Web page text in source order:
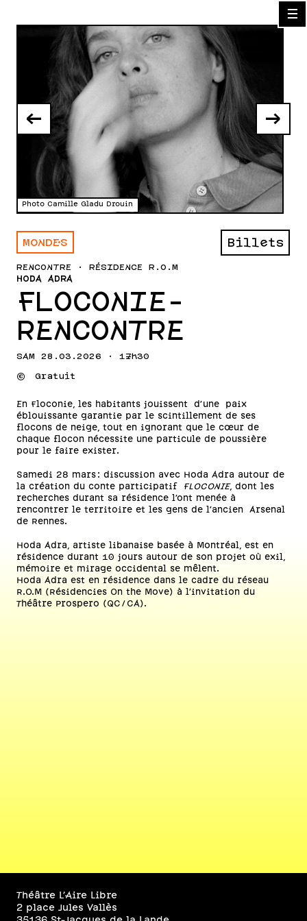
☰
Photo Camille Gladu Drouin
← →
Billets
MONDE·S
RENCONTRE · RÉSIDENCE R.O.M
HODA ADRA
FLOCONIE-
RENCONTRE
SAM 28.03.2026 · 17h30
💰 Gratuit
En Floconie, les habitants jouissent d'une paix
éblouissante garantie par le scintillement de ses
flocons de neige, tout en ignorant que le cœur de
chaque flocon nécessite une particule de poussière
pour le faire exister.
Samedi 28 mars : discussion avec Hoda Adra autour de
la création du conte participatif
FLOCONIE, dont les
recherches durant sa résidence l'ont menée à
rencontrer le territoire et les gens de l'ancien Arsenal
de Rennes.
Hoda Adra, artiste libanaise basée à Montréal, est en
résidence durant 10 jours autour de son projet où exil,
mémoire et mirage occidental se mêlent.
Hoda Adra est en résidence dans le cadre du réseau
R.O.M (Résidencies On the Move) à l'invitation du
Théâtre Prospero (QC/CA).
Théâtre L’Aire Libre
2 place Jules Vallès